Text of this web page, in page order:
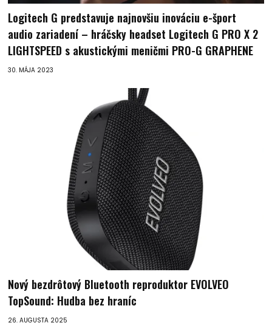
Logitech G predstavuje najnovšiu inováciu e-šport
audio zariadení – hráčsky headset Logitech G PRO X 2
LIGHTSPEED s akustickými meničmi PRO-G GRAPHENE
30. MÁJA 2023
Nový bezdrôtový Bluetooth reproduktor EVOLVEO
TopSound: Hudba bez hraníc
26. AUGUSTA 2025